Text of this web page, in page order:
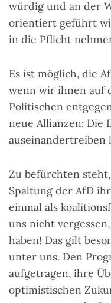
würdig und an der
orientiert geführt
in die Pflicht
Es ist möglich, die
wenn wir ihnen auf
Politischen
neue Allianzen: Die
auseinandertreiben
Zu befürchten
Spaltung der AfD
einmal als
uns nicht
haben! Das gilt
unter uns. Den
aufgetragen, ihre
optimistischen